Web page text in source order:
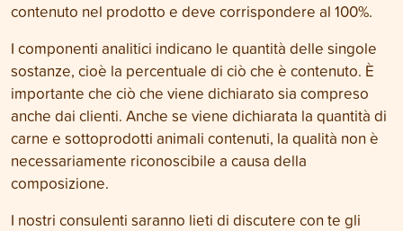
contenuto nel prodotto e deve corrispondere al 100%.
I componenti analitici indicano le quantità delle singole
sostanze, cioè la percentuale di ciò che è contenuto. È
importante che ciò che viene dichiarato sia compreso
anche dai clienti. Anche se viene dichiarata la quantità di
carne e sottoprodotti animali contenuti, la qualità non è
necessariamente riconoscibile a causa della
composizione.
I nostri consulenti saranno lieti di discutere con te gli